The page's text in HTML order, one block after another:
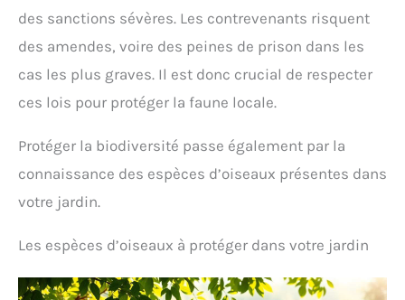
des sanctions sévères. Les contrevenants risquent
des amendes, voire des peines de prison dans les
cas les plus graves. Il est donc crucial de respecter
ces lois pour protéger la faune locale.
Protéger la biodiversité passe également par la
connaissance des espèces d’oiseaux présentes dans
votre jardin.
Les espèces d’oiseaux à protéger dans votre jardin